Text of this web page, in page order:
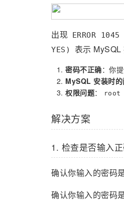
出现 ERROR
YES)
表示 MySQL
密码不正确：你
MySQL 安装时
权限问题： root
解决方案
1. 检查是否输入
确认你输入的密码
确认你输入的密码